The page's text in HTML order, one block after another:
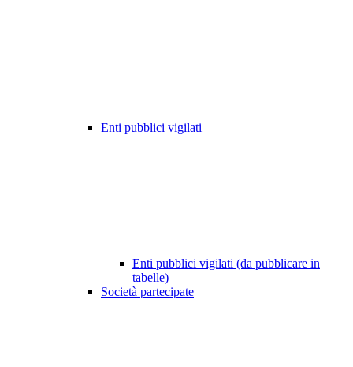
Enti pubblici vigilati
Enti pubblici vigilati (da pubblicare in
tabelle)
Società partecipate